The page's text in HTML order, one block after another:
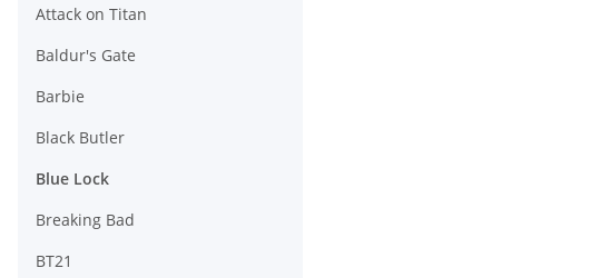
Attack on Titan
Baldur's Gate
Barbie
Black Butler
Blue Lock
Breaking Bad
BT21